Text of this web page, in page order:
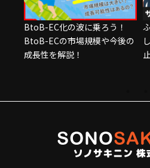
2026年のEC市場展望：モー
ル依存のEC事業モデル終焉で
個人・零細事業者の生存条件